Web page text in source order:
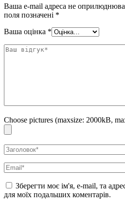
хвилин до виходу на вулицю. Наносите
3 години протягом дня, якщо
більшість часу ви не перебуваєте під
Ваша e-mail адреса не
поля позначені *
Ваша оцінка *
Choose pictures (maxsize: 2000kB,
Зберегти моє ім'я, e-mail, та
для моїх подальших коментарів.